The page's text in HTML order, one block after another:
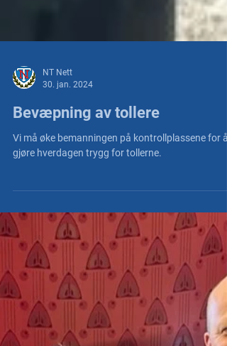
NT Nett
30. jan. 2024
Bevæpning av tollere
Vi må øke bemanningen på kontrollplassene for å
gjøre hverdagen trygg for tollerne.